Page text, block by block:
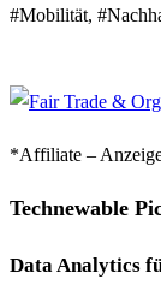
#Mobilität,
*Affiliate –
Technewable
Data Analytics